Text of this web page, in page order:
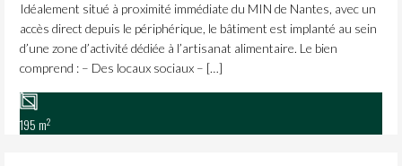
Idéalement situé à proximité immédiate du MIN de Nantes, avec un
accès direct depuis le périphérique, le bâtiment est implanté au sein
d’une zone d’activité dédiée à l’artisanat alimentaire. Le bien
comprend : – Des locaux sociaux – […]
195 m2